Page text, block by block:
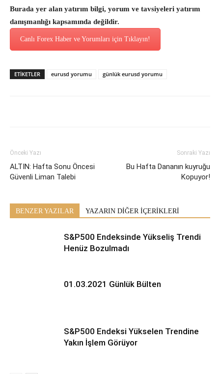
Burada yer alan yatırım bilgi, yorum ve tavsiyeleri yatırım
danışmanlığı kapsamında değildir.
Canlı Forex Haber ve Yorumları için Tıklayın!
ETİKETLER eurusd yorumu günlük eurusd yorumu
Önceki Yazı
ALTIN: Hafta Sonu Öncesi
Güvenli Liman Talebi
Sonraki Yazı
Bu Hafta Dananın kuyruğu
Kopuyor!
BENZER YAZILAR YAZARIN DİĞER İÇERİKLERİ
S&P500 Endeksinde Yükseliş Trendi
Henüz Bozulmadı
01.03.2021 Günlük Bülten
S&P500 Endeksi Yükselen Trendine
Yakın İşlem Görüyor